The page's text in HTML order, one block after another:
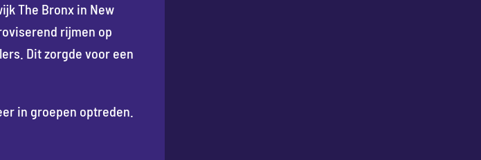
The Bronx in New
rijmen op
Dit zorgde voor een
in groepen optreden.